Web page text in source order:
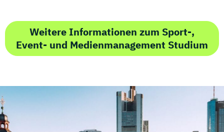
Weitere Informationen zum Sport-,
Event- und Medienmanagement Studium